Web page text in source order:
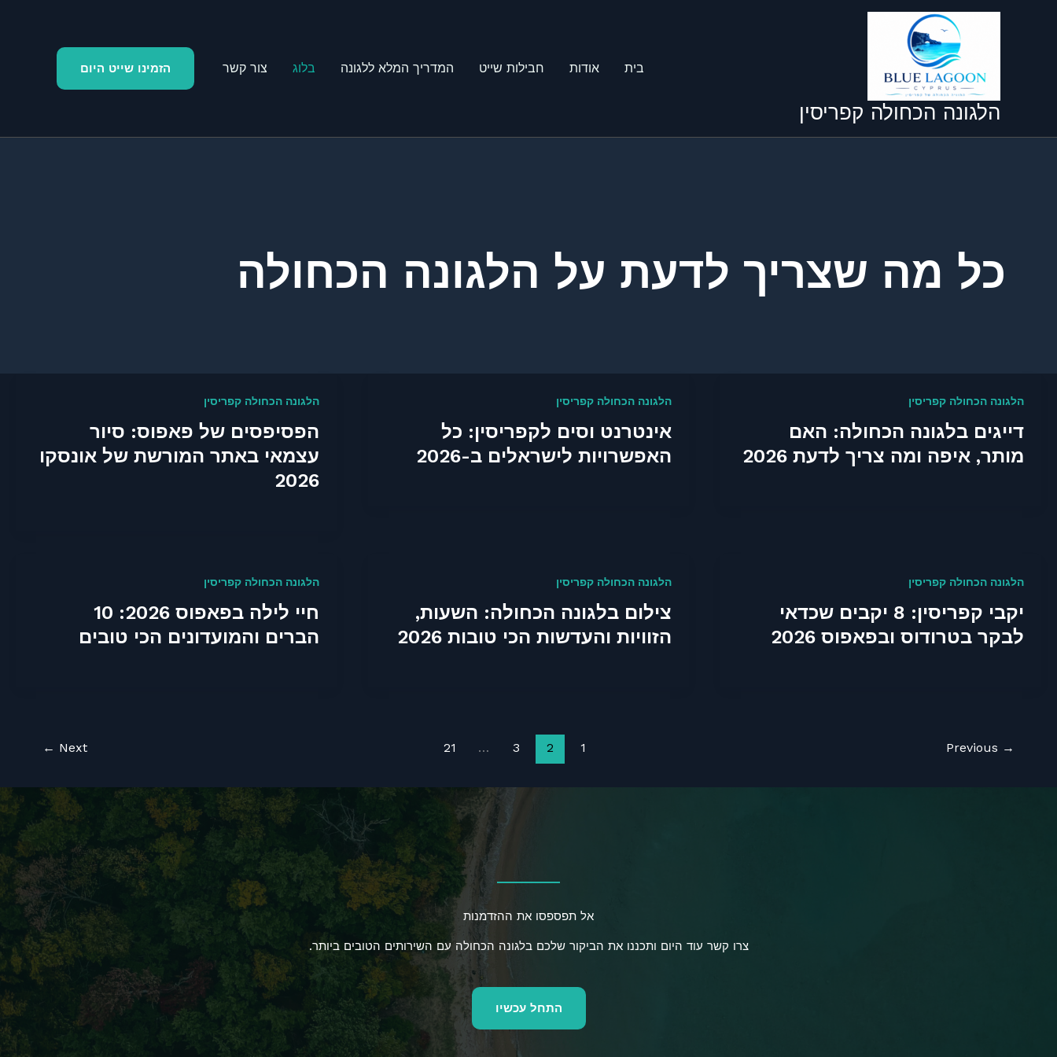
הלגונה הכחולה קפריסין
בית אודות חבילות שייט המדריך המלא ללגונה בלוג צור קשר הזמינו שייט היום
כל מה שצריך לדעת על הלגונה הכחולה
הלגונה הכחולה קפריסין
דייגים בלגונה הכחולה: האם
מותר, איפה ומה צריך לדעת 2026
הלגונה הכחולה קפריסין
אינטרנט וסים לקפריסין: כל
האפשרויות לישראלים ב-2026
הלגונה הכחולה קפריסין
הפסיפסים של פאפוס: סיור
עצמאי באתר המורשת של אונסקו
2026
הלגונה הכחולה קפריסין
יקבי קפריסין: 8 יקבים שכדאי
לבקר בטרודוס ובפאפוס 2026
הלגונה הכחולה קפריסין
צילום בלגונה הכחולה: השעות,
הזוויות והעדשות הכי טובות 2026
הלגונה הכחולה קפריסין
חיי לילה בפאפוס 2026: 10
הברים והמועדונים הכי טובים
→
1
2
3
…
21
Next
←
אל תפספסו את ההזדמנות
צרו קשר עוד היום ותכננו את הביקור שלכם בלגונה הכחולה עם השירותים הטובים ביותר.
התחל עכשיו